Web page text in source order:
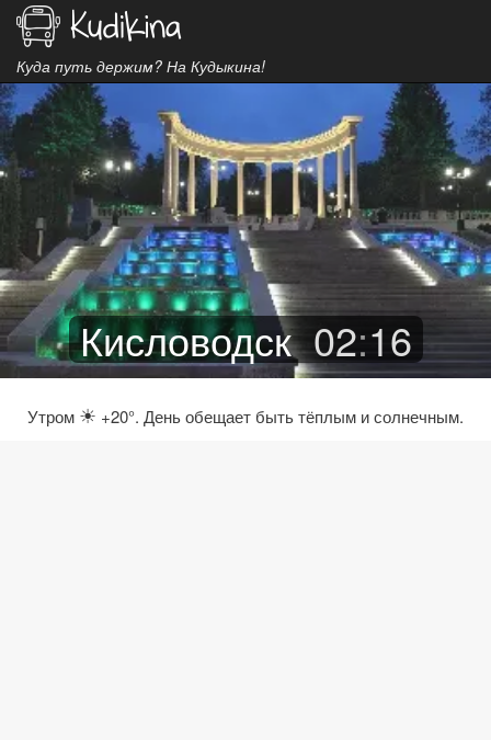
Куда путь держим? На Кудыкина!
Кисловодск 02:16
Утром ☀ +20°. День обещает быть тёплым и солнечным.